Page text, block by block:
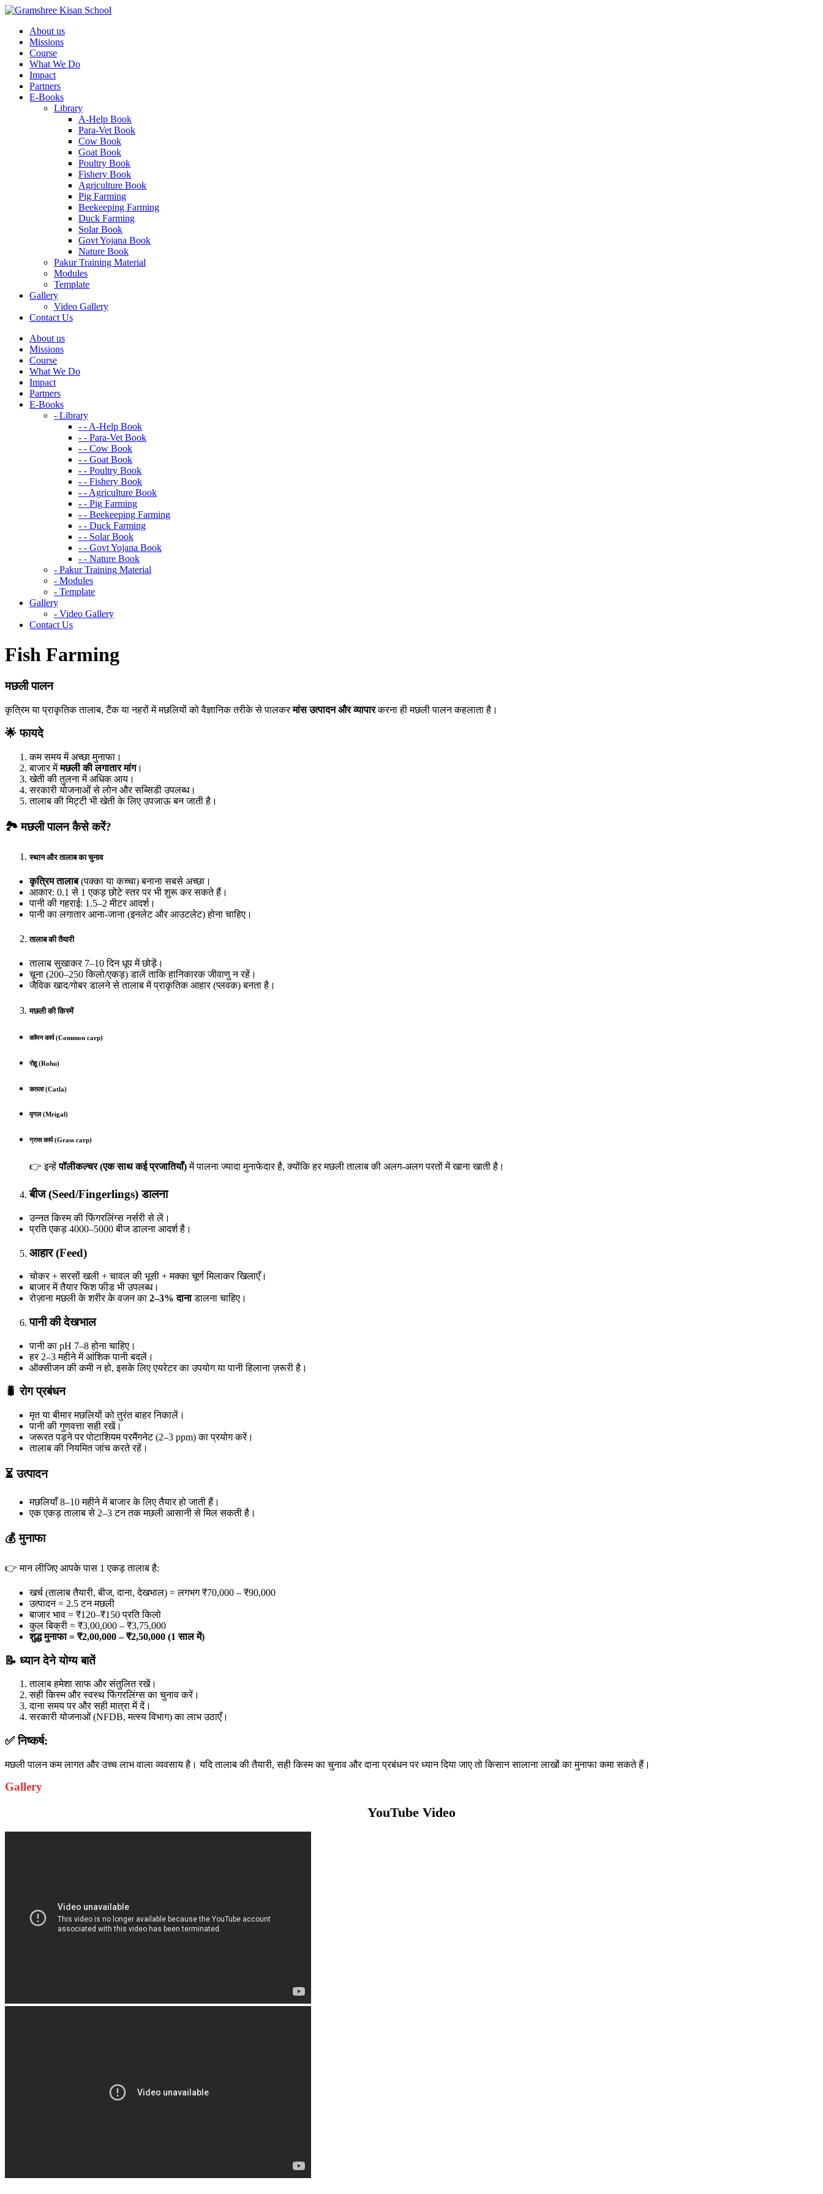
About us
Missions
Course
What We Do
Impact
Partners
E-Books
Library
A-Help Book
Para-Vet Book
Cow Book
Goat Book
Poultry Book
Fishery Book
Agriculture Book
Pig Farming
Beekeeping Farming
Duck Farming
Solar Book
Govt Yojana Book
Nature Book
Pakur Training Material
Modules
Template
Gallery
Video Gallery
Contact Us
About us
Missions
Course
What We Do
Impact
Partners
E-Books
- Library
- - A-Help Book
- - Para-Vet Book
- - Cow Book
- - Goat Book
- - Poultry Book
- - Fishery Book
- - Agriculture Book
- - Pig Farming
- - Beekeeping Farming
- - Duck Farming
- - Solar Book
- - Govt Yojana Book
- - Nature Book
- Pakur Training Material
- Modules
- Template
Gallery
- Video Gallery
Contact Us
Fish Farming
मछली पालन
कृत्रिम या प्राकृतिक तालाब, टैंक या नहरों में मछलियों को वैज्ञानिक तरीके से पालकरमांस उत्पादन और व्यापारकरना ही मछली पालन कहलाता है।
🌟 फायदे
कम समय में अच्छा मुनाफा।
बाजार मेंमछली की लगातार मांग।
खेती की तुलना में अधिक आय।
सरकारी योजनाओं से लोन और सब्सिडी उपलब्ध।
तालाब की मिट्टी भी खेती के लिए उपजाऊ बन जाती है।
🏞️ मछली पालन कैसे करें?
स्थान और तालाब का चुनाव
कृत्रिम तालाब(पक्का या कच्चा) बनाना सबसे अच्छा।
आकार: 0.1 से 1 एकड़ छोटे स्तर पर भी शुरू कर सकते हैं।
पानी की गहराई: 1.5–2 मीटर आदर्श।
पानी का लगातार आना-जाना (इनलेट और आउटलेट) होना चाहिए।
तालाब की तैयारी
तालाब सुखाकर 7–10 दिन धूप में छोड़ें।
चूना (200–250 किलो/एकड़) डालें ताकि हानिकारक जीवाणु न रहें।
जैविक खाद/गोबर डालने से तालाब में प्राकृतिक आहार (प्लवक) बनता है।
मछली की किस्में
कॉमन कार्प (Common carp)
रोहू (Rohu)
कतला (Catla)
मृगल (Mrigal)
ग्रास कार्प (Grass carp)
👉 इन्हेंपॉलीकल्चर (एक साथ कई प्रजातियाँ)में पालना ज्यादा मुनाफेदार है, क्योंकि हर मछली तालाब की अलग-अलग परतों में खाना खाती है।
बीज (Seed/Fingerlings)डालना
उन्नत किस्म की फिंगरलिंग्स नर्सरी से लें।
प्रति एकड़ 4000–5000 बीज डालना आदर्श है।
आहार (Feed)
चोकर + सरसों खली + चावल की भूसी + मक्का चूर्ण मिलाकर खिलाएँ।
बाजार में तैयार फिश फीड भी उपलब्ध।
रोज़ाना मछली के शरीर के वजन का 2–3%दानाडालना चाहिए।
पानी की देखभाल
पानी का pH 7–8 होना चाहिए।
हर 2–3 महीने में आंशिक पानी बदलें।
ऑक्सीजन की कमी न हो, इसके लिए एयरेटर का उपयोग या पानी हिलाना ज़रूरी है।
🐛 रोग प्रबंधन
मृत या बीमार मछलियों को तुरंत बाहर निकालें।
पानी की गुणवत्ता सही रखें।
जरूरत पड़ने पर पोटाशियम परमैंगनेट (2–3 ppm) का प्रयोग करें।
तालाब की नियमित जांच करते रहें।
⏳ उत्पादन
मछलियाँ 8–10 महीने में बाजार के लिए तैयार हो जाती हैं।
एक एकड़ तालाब से 2–3 टन तक मछली आसानी से मिल सकती है।
💰 मुनाफा
👉 मान लीजिए आपके पास 1 एकड़ तालाब है:
खर्च (तालाब तैयारी, बीज, दाना, देखभाल) = लगभग ₹70,000 – ₹90,000
उत्पादन = 2.5 टन मछली
बाजार भाव = ₹120–₹150 प्रति किलो
कुल बिक्री = ₹3,00,000 – ₹3,75,000
शुद्ध मुनाफा = ₹2,00,000 – ₹2,50,000 (1साल में)
📝 ध्यान देने योग्य बातें
तालाब हमेशा साफ और संतुलित रखें।
सही किस्म और स्वस्थ फिंगरलिंग्स का चुनाव करें।
दाना समय पर और सही मात्रा में दें।
सरकारी योजनाओं (NFDB, मत्स्य विभाग) का लाभ उठाएँ।
✅निष्कर्ष:
मछली पालन कम लागत और उच्च लाभ वाला व्यवसाय है। यदि तालाब की तैयारी, सही किस्म का चुनाव और दाना प्रबंधन पर ध्यान दिया जाए तो किसान सालाना लाखों का मुनाफा कमा सकते हैं।
Gallery
YouTube Video